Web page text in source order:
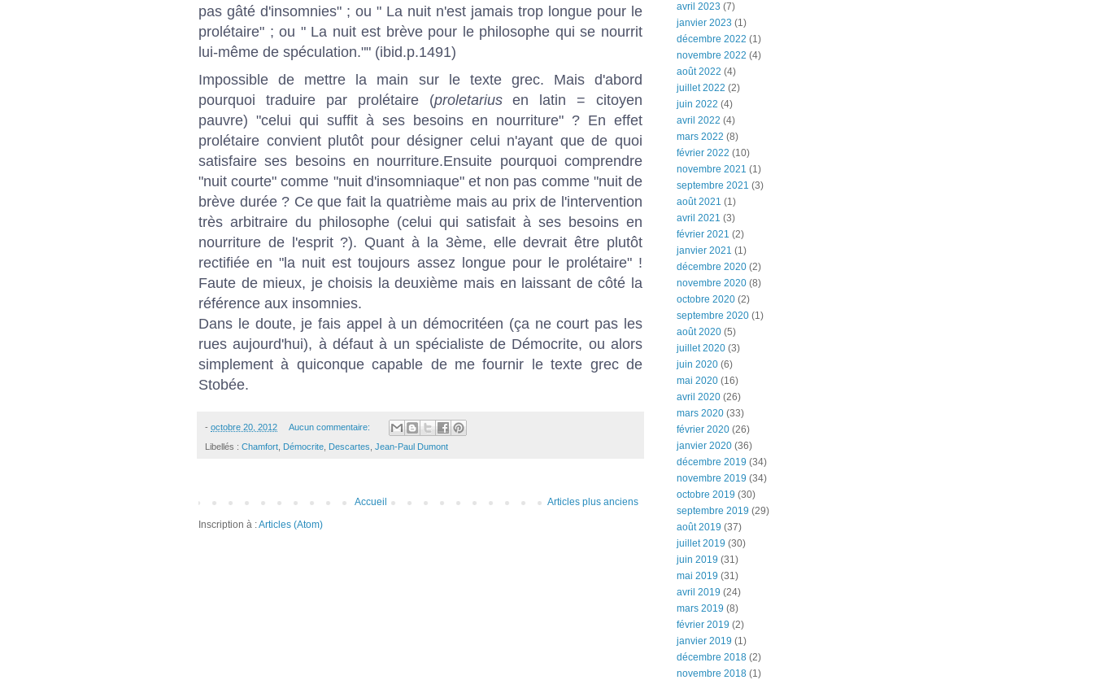
pas gâté d'insomnies" ; ou " La nuit n'est jamais trop longue pour le
prolétaire" ; ou " La nuit est brève pour le philosophe qui se nourrit
lui-même de spéculation."" (ibid.p.1491)
Impossible de mettre la main sur le texte grec. Mais d'abord
pourquoi traduire par prolétaire (proletariusen latin = citoyen
pauvre) "celui qui suffit à ses besoins en nourriture" ? En effet
prolétaire convient plutôt pour désigner celui n'ayant que de quoi
satisfaire ses besoins en nourriture.Ensuite pourquoi comprendre
"nuit courte" comme "nuit d'insomniaque" et non pas comme "nuit de
brève durée ? Ce que fait la quatrième mais au prix de l'intervention
très arbitraire du philosophe (celui qui satisfait à ses besoins en
nourriture de l'esprit ?). Quant à la 3ème, elle devrait être plutôt
rectifiée en "la nuit est toujours assez longue pour le prolétaire" !
Faute de mieux, je choisis la deuxième mais en laissant de côté la
référence aux insomnies.
Dans le doute, je fais appel à un démocritéen (ça ne court pas les
rues aujourd'hui), à défaut à un spécialiste de Démocrite, ou alors
simplement à quiconque capable de me fournir le texte grec de
Stobée.
- octobre 20, 2012 Aucun commentaire:
Libellés : Chamfort Démocrite Descartes Jean-Paul Dumont
Articles plus anciens
Accueil
Inscription à :Articles (Atom)
avril 2023 (7)
janvier 2023 (1)
décembre 2022 (1)
novembre 2022 (4)
août 2022 (4)
juillet 2022 (2)
juin 2022 (4)
avril 2022 (4)
mars 2022 (8)
février 2022 (10)
novembre 2021 (1)
septembre 2021 (3)
août 2021 (1)
avril 2021 (3)
février 2021 (2)
janvier 2021 (1)
décembre 2020 (2)
novembre 2020 (8)
octobre 2020 (2)
septembre 2020 (1)
août 2020 (5)
juillet 2020 (3)
juin 2020 (6)
mai 2020 (16)
avril 2020 (26)
mars 2020 (33)
février 2020 (26)
janvier 2020 (36)
décembre 2019 (34)
novembre 2019 (34)
octobre 2019 (30)
septembre 2019 (29)
août 2019 (37)
juillet 2019 (30)
juin 2019 (31)
mai 2019 (31)
avril 2019 (24)
mars 2019 (8)
février 2019 (2)
janvier 2019 (1)
décembre 2018 (2)
novembre 2018 (1)